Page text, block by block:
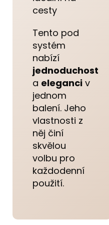
cesty
Tento pod
systém
nabízí
jednoduchost
a eleganci v
jednom
balení. Jeho
vlastnosti z
něj činí
skvělou
volbu pro
každodenní
použití.